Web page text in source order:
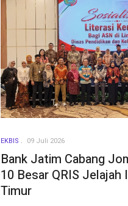
EKBIS 09 Juli 2026
Bank Jatim Cabang
10 Besar QRIS Jelajah
Timur